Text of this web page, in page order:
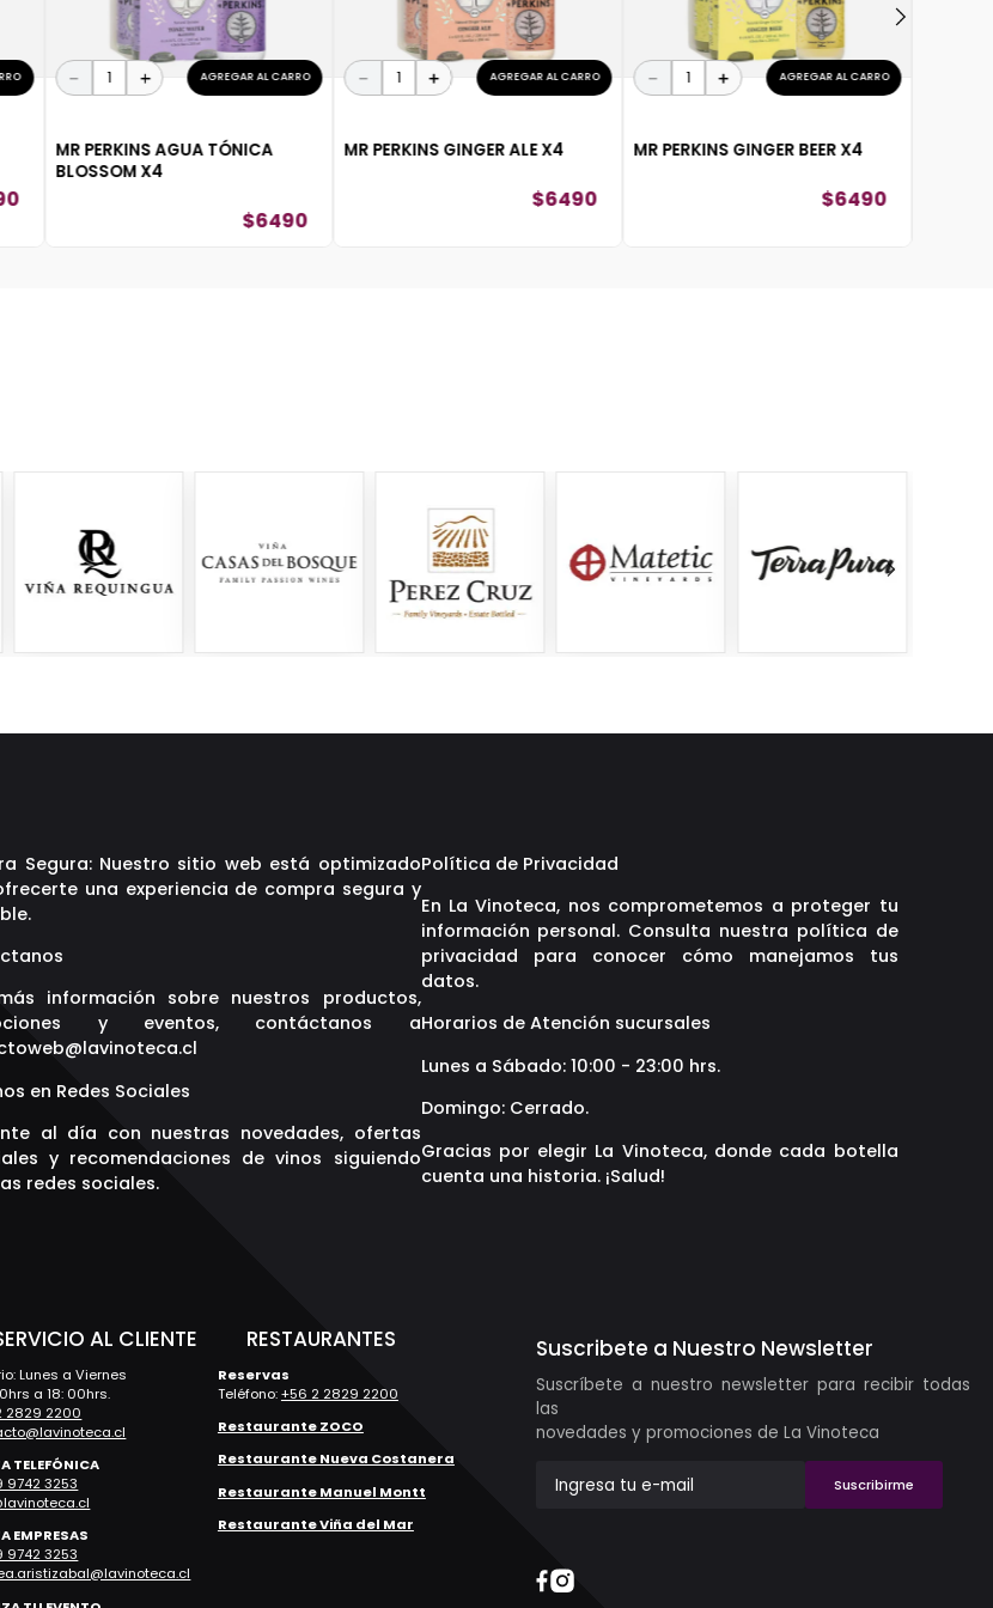
＋
－ AGREGAR AL CARRO
MR PERKINS AGUA TÓNICA
BLOSSOM X4
$6490
＋
－ AGREGAR AL CARRO
MR PERKINS GINGER ALE X4
$6490
＋
－ AGREGAR AL CARRO
MR PERKINS GINGER BEER X4
$6490
Segura: Nuestro sitio web está optimizado
una experiencia de compra segura y
información sobre nuestros productos,
y eventos, contáctanos a
en Redes Sociales
al día con nuestras novedades, ofertas
y recomendaciones de vinos siguiendo
redes sociales.
Política de Privacidad
En La Vinoteca, nos comprometemos a proteger tu
información personal. Consulta nuestra política de
privacidad para conocer cómo manejamos tus
datos.
Horarios de Atención sucursales
Lunes a Sábado: 10:00 - 23:00 hrs.
Domingo: Cerrado.
Gracias por elegir La Vinoteca, donde cada botella
cuenta una historia. ¡Salud!
AL CLIENTE
Lunes a Viernes
a 18: 00hrs.
2829 2200
TELEFÓNICA
9742 3253
EMPRESAS
9742 3253
RESTAURANTES
Reservas
Teléfono:+56 2 2829 2200
Restaurante ZOCO
Restaurante Nueva Costanera
Restaurante Manuel Montt
Restaurante Viña del Mar
Suscribete a Nuestro Newsletter
Suscríbete a nuestro newsletter para recibir todas
las
novedades y promociones de La Vinoteca
Suscribirme